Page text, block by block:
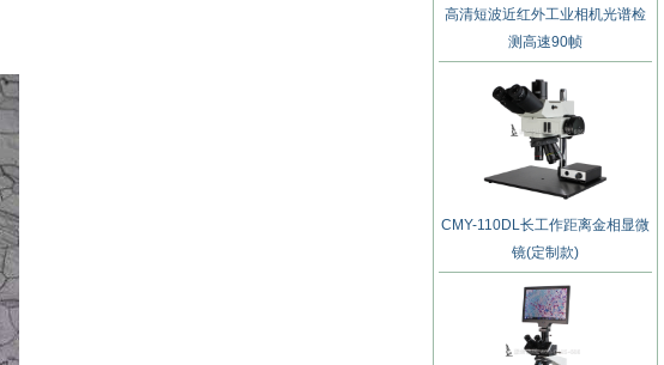
高清短波近红外工业相机光谱检
测高速90帧
CMY-110DL长工作距离金相显微
镜(定制款)